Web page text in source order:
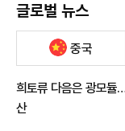
글로벌 뉴스
중국
희토류 다음은 광모듈
산